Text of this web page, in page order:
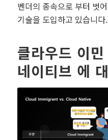
벤더의 종속으로 부터 벗
기술을 도입하고 있습니다.
클라우드 이
네이티브 에